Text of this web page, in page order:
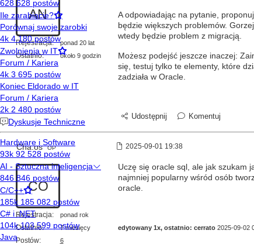
AN
Rejestracja: ponad 20 lat
Ostatnio: około 9 godzin
A odpowiadając na pytanie,
będzie większych problemów.
wtedy będzie problem z migracją.
Możesz podejść jeszcze inaczej:
się, testuj tylko te elementy, które
zadziała w Oracle.
Udostępnij Komentuj
Cha.os OP 2025-09-01 19:38
CO
Rejestracja: ponad rok
Ostatnio: 7 miesięcy
Postów: 6
Uczę się oracle sql, ale jak szukam
najmniej popularny wśród osób
oracle.
edytowany 1x, ostatnio: cerrato 2025-09-02